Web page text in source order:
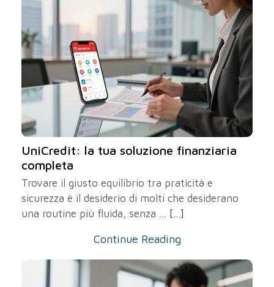
UniCredit: la tua soluzione finanziaria
completa
Trovare il giusto equilibrio tra praticità e
sicurezza è il desiderio di molti che desiderano
una routine più fluida, senza ... [...]
Continue Reading